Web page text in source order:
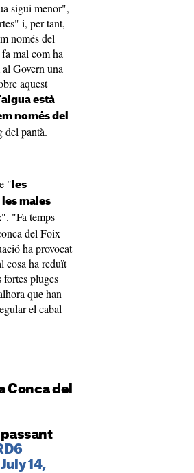
sigui menor",
i, per tant,
només del
mal com ha
Govern una
aquest
està
només del
del pantà.
" les
males
". "Fa temps
del Foix
ha provocat
cosa ha reduït
fortes pluges
que han
el cabal
Conca del
passant
July 14,